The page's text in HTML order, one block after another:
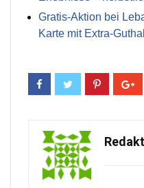
Gratis-Aktion bei
Karte mit Extra-